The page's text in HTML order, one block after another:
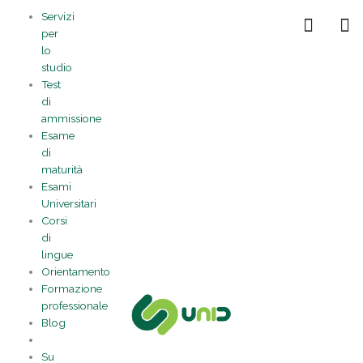
contenuto
Servizi
per
lo
studio
Test
di
ammissione
Esame
di
maturità
Esami
Universitari
Corsi
di
lingue
Orientamento
Formazione
professionale
Blog
Su